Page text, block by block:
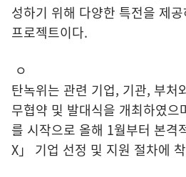
성하기 위해 다양한 특전을 제
프로젝트이다.
ㅇ
탄녹위는 관련 기업, 기관, 부처
무협약 및 발대식을 개최하였
를 시작으로 올해 1월부터 본격
X」 기업 선정 및 지원 절차에